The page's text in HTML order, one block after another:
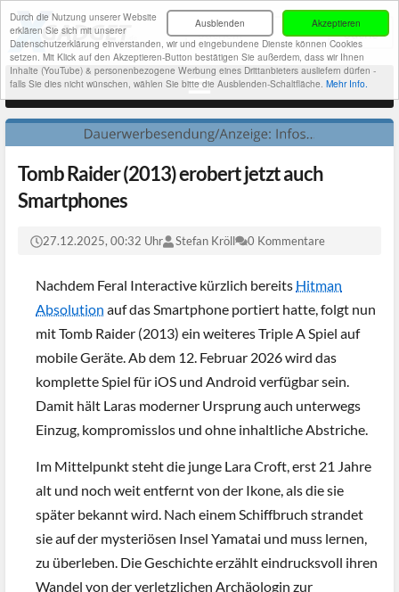
Akzeptieren
Ausblenden
Durch die Nutzung unserer Website
erklären Sie sich mit unserer
Datenschutzerklärung einverstanden, wir und eingebundene Dienste können Cookies
setzen. Mit Klick auf den Akzeptieren-Button bestätigen Sie außerdem, dass wir Ihnen
Inhalte (YouTube) & personenbezogene Werbung eines Drittanbieters ausliefern dürfen -
falls Sie dies nicht wünschen, wählen Sie bitte die Ausblenden-Schaltfläche. Mehr Info.
Tomb Raider (2013) erobert jetzt auch
Smartphones
27.12.2025, 00:32 Uhr Stefan Kröll 0 Kommentare
Nachdem Feral Interactive kürzlich bereits Hitman
Absolution auf das Smartphone portiert hatte, folgt nun
mit Tomb Raider (2013) ein weiteres Triple A Spiel auf
mobile Geräte. Ab dem 12. Februar 2026 wird das
komplette Spiel für iOS und Android verfügbar sein.
Damit hält Laras moderner Ursprung auch unterwegs
Einzug, kompromisslos und ohne inhaltliche Abstriche.
Im Mittelpunkt steht die junge Lara Croft, erst 21 Jahre
alt und noch weit entfernt von der Ikone, als die sie
später bekannt wird. Nach einem Schiffbruch strandet
sie auf der mysteriösen Insel Yamatai und muss lernen,
zu überleben. Die Geschichte erzählt eindrucksvoll ihren
Wandel von der verletzlichen Archäologin zur